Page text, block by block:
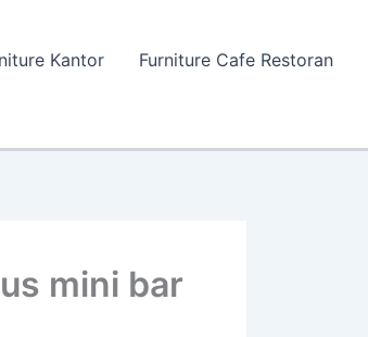
Kantor Furniture Cafe Restoran
mini bar